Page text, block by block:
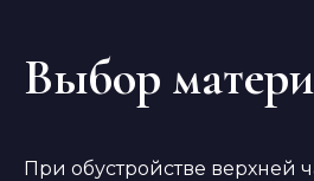
Выбор
При обустройстве верхней